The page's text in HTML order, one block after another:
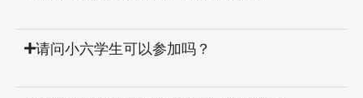
请问小六学生可以参加吗？